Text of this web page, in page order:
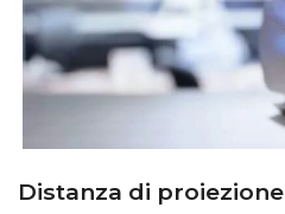
Distanza di proiezione